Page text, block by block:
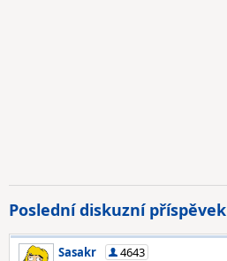
Poslední diskuzní příspěvek
Sasakr
4643